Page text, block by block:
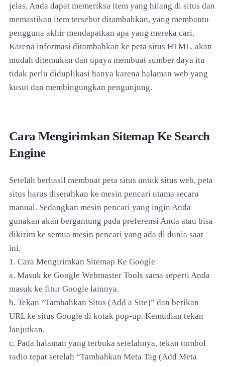
jelas, Anda dapat memeriksa item yang hilang di situs dan
memastikan item tersebut ditambahkan, yang membantu
pengguna akhir mendapatkan apa yang mereka cari.
Karena informasi ditambahkan ke peta situs HTML, akan
mudah ditemukan dan upaya membuat sumber daya itu
tidak perlu diduplikasi hanya karena halaman web yang
kusut dan membingungkan pengunjung.
Cara Mengirimkan Sitemap Ke Search
Engine
Setelah berhasil membuat peta situs untuk situs web, peta
situs harus diserahkan ke mesin pencari utama secara
manual. Sedangkan mesin pencari yang ingin Anda
gunakan akan bergantung pada preferensi Anda atau bisa
dikirim ke semua mesin pencari yang ada di dunia saat
ini.
1. Cara Mengirimkan Sitemap Ke Google
a. Masuk ke Google Webmaster Tools sama seperti Anda
masuk ke fitur Google lainnya.
b. Tekan “Tambahkan Situs (Add a Site)” dan berikan
URL ke situs Google di kotak pop-up. Kemudian tekan
lanjutkan.
c. Pada halaman yang terbuka setelahnya, tekan tombol
radio tepat setelah “Tambahkan Meta Tag (Add Meta